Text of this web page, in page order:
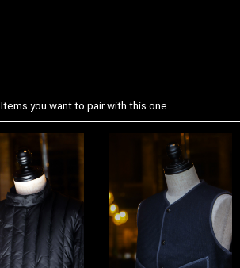
Items you want to pair with this one